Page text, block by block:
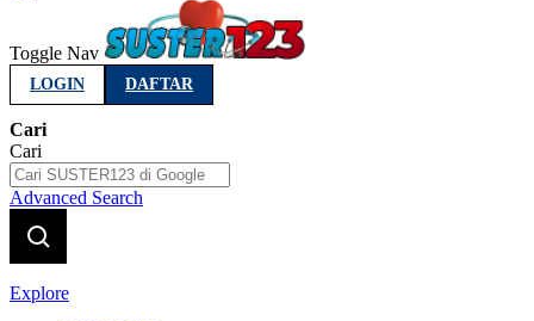
Toggle Nav
LOGIN DAFTAR
Cari
Cari
Advanced Search
Explore